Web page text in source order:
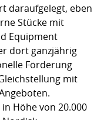
daraufgelegt, eben
Stücke mit
Equipment
dort ganzjährig
Förderung
mit
Höhe von 20.000